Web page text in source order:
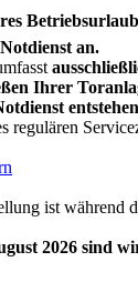
an.
Ihrer
regulären
ist während
2026 sind
Linz
6855
Vergleich